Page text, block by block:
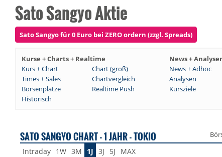
Sato Sangyo Aktie
Sato Sangyo für 0 Euro bei ZERO ordern (zzgl. Spreads)
Kurse + Charts + Realtime News +
Kurs + Chart
Chart (groß) News + Adhoc
Times + Sales
Chartvergleich Analysen
Börsenplätze
Realtime Push Kursziele
Historisch
SATO SANGYO CHART - 1 JAHR - TOKIO
Intraday 1W 3M 1J 3J 5J MAX